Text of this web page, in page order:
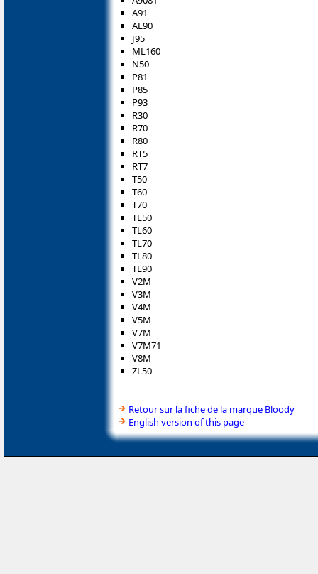
A91
AL90
J95
ML160
N50
P81
P85
P93
R30
R70
R80
RT5
RT7
T50
T60
T70
TL50
TL60
TL70
TL80
TL90
V2M
V3M
V4M
V5M
V7M
V7M71
V8M
ZL50
Retour sur la fiche de la marque Bloody
English version of this page